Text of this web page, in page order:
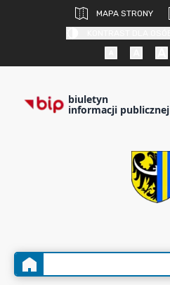
MAPA STRONY
biuletyn
informacji publicznej